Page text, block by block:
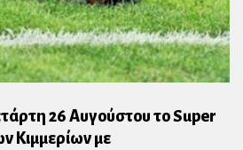
26 Αυγούστου το Super
Κιμμερίων με